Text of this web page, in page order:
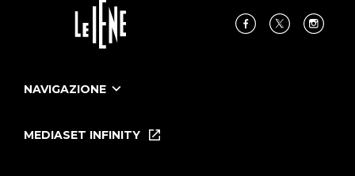
NAVIGAZIONE
Le Iene Presentano Inside
MEDIASET INFINITY